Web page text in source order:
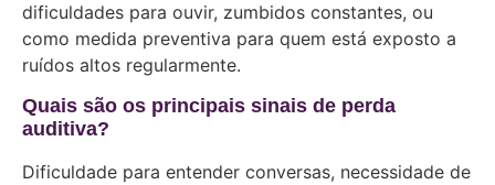
dificuldades para ouvir, zumbidos constantes, ou
como medida preventiva para quem está exposto a
ruídos altos regularmente.
Quais são os principais sinais de perda
auditiva?
Dificuldade para entender conversas, necessidade de